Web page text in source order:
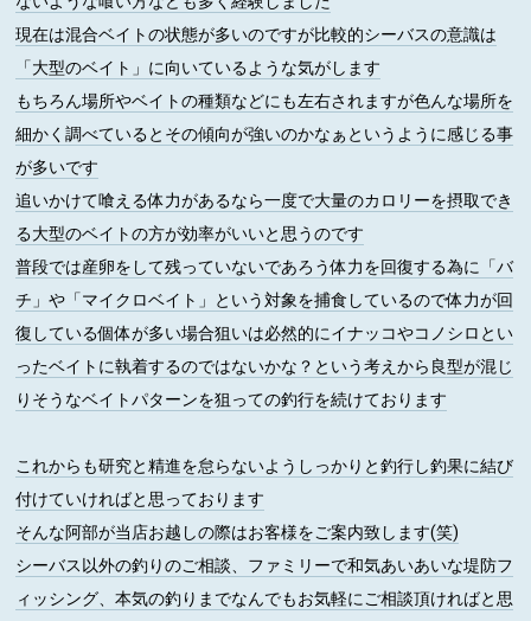
現在は混合ベイトの状態が多いのですが比較的シーバスの意識は
「大型のベイト」に向いているような気がします
もちろん場所やベイトの種類などにも左右されますが色んな場所を
細かく調べているとその傾向が強いのかなぁというように感じる事
が多いです
追いかけて喰える体力があるなら一度で大量のカロリーを摂取でき
る大型のベイトの方が効率がいいと思うのです
普段では産卵をして残っていないであろう体力を回復する為に「バ
チ」や「マイクロベイト」という対象を捕食しているので体力が回
復している個体が多い場合狙いは必然的にイナッコやコノシロとい
ったベイトに執着するのではないかな？という考えから良型が混じ
りそうなベイトパターンを狙っての釣行を続けております
これからも研究と精進を怠らないようしっかりと釣行し釣果に結び
付けていければと思っております
そんな阿部が当店お越しの際はお客様をご案内致します(笑)
シーバス以外の釣りのご相談、ファミリーで和気あいあいな堤防フ
ィッシング、本気の釣りまでなんでもお気軽にご相談頂ければと思